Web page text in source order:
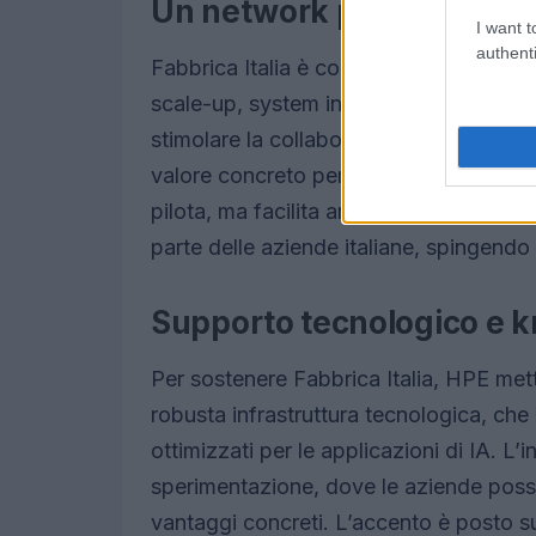
I want
Un network per
Fabbrica Italia è concepita per
scale-up, system integrator e aziende
stimolare la collaborazione tra diversi
valore concreto per le imprese.
pilota, ma facilita anche l’adozione di
parte delle aziende italiane,
Supporto tecnologico e
Per sostenere Fabbrica Italia, HPE
robusta infrastruttura tecnologica,
ottimizzati per le applicazioni di IA.
sperimentazione, dove le aziende
vantaggi concreti. L’accento è posto